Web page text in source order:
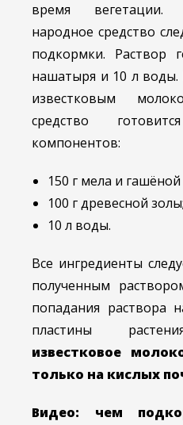
время вегетации.
народное средство
подкормки. Раствор
нашатыря и 10 л
известковым
средство
компонентов:
150 г мела и гашёной
100 г древесной золы;
10 л воды.
Все ингредиенты
полученным
попадания раствора
пластины
известковое
только на кислых
Видео: чем